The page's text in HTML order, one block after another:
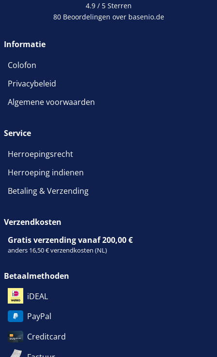
4.9 / 5Sterren
80 Beoordelingen over basenio.de
Informatie
Colofon
Privacybeleid
Algemene voorwaarden
Service
Herroepingsrecht
Herroeping indienen
Betaling & Verzending
Verzendkosten
Gratis verzending vanaf 200,00 €
anders 16,50 € verzendkosten (NL)
Betaalmethoden
iDEAL
PayPal
Creditcard